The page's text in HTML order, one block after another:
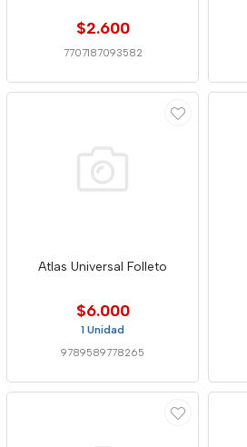
$2.600
7707187093582
Atlas Universal Folleto
$6.000
1 Unidad
9789589778265